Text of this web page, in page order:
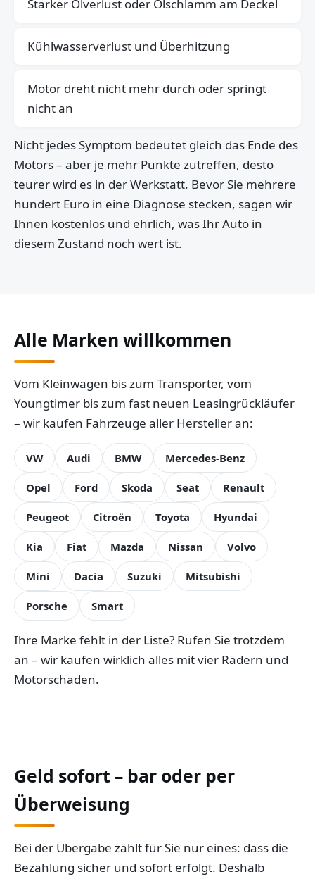
Starker Ölverlust oder Ölschlamm am Deckel
Kühlwasserverlust und Überhitzung
Motor dreht nicht mehr durch oder springt
nicht an
Nicht jedes Symptom bedeutet gleich das Ende des
Motors – aber je mehr Punkte zutreffen, desto
teurer wird es in der Werkstatt. Bevor Sie mehrere
hundert Euro in eine Diagnose stecken, sagen wir
Ihnen kostenlos und ehrlich, was Ihr Auto in
diesem Zustand noch wert ist.
Alle Marken willkommen
Vom Kleinwagen bis zum Transporter, vom
Youngtimer bis zum fast neuen Leasingrückläufer
– wir kaufen Fahrzeuge aller Hersteller an:
VW Audi BMW Mercedes-Benz
Opel Ford Skoda Seat Renault
Peugeot Citroën Toyota Hyundai
Kia Fiat Mazda Nissan Volvo
Mini Dacia Suzuki Mitsubishi
Porsche Smart
Ihre Marke fehlt in der Liste? Rufen Sie trotzdem
an – wir kaufen wirklich alles mit vier Rädern und
Motorschaden.
Geld sofort – bar oder per
Überweisung
Bei der Übergabe zählt für Sie nur eines: dass die
Bezahlung sicher und sofort erfolgt. Deshalb